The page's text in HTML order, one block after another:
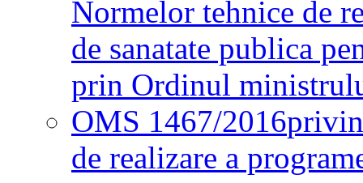
Normelor tehnice de
de sanatate publica
prin Ordinul
OMS 1467/2016
de realizare a